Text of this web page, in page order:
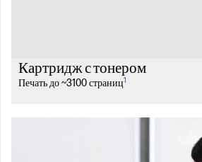
Картридж с тонером
Печать до ~3100 страниц1